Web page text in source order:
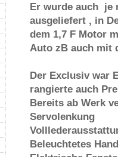
Er wurde auch je
ausgeliefert , in
dem 1,7 F Motor
Auto zB auch mit
Der Exclusiv war
rangierte auch
Bereits ab Werk
Servolenkung
Beleuchtetes